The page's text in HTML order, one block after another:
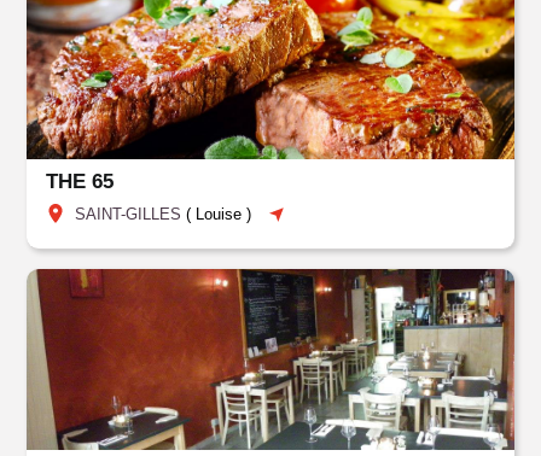
THE 65
SAINT-GILLES ( Louise )